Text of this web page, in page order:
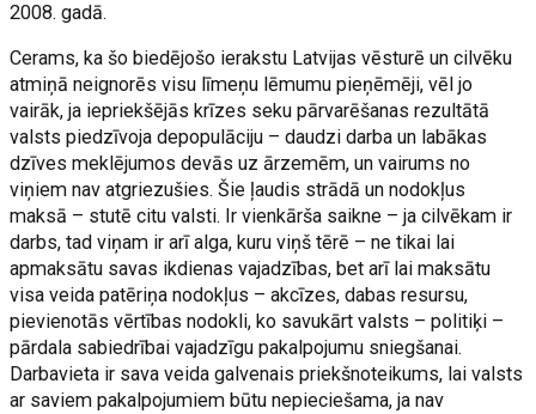
2008. gadā.
Cerams, ka šo biedējošo ierakstu Latvijas vēsturē un cilvēku
atmiņā neignorēs visu līmeņu lēmumu pieņēmēji, vēl jo
vairāk, ja iepriekšējās krīzes seku pārvarēšanas rezultātā
valsts piedzīvoja depopulāciju – daudzi darba un labākas
dzīves meklējumos devās uz ārzemēm, un vairums no
viņiem nav atgriezušies. Šie ļaudis strādā un nodokļus
maksā – stutē citu valsti. Ir vienkārša saikne – ja cilvēkam ir
darbs, tad viņam ir arī alga, kuru viņš tērē – ne tikai lai
apmaksātu savas ikdienas vajadzības, bet arī lai maksātu
visa veida patēriņa nodokļus – akcīzes, dabas resursu,
pievienotās vērtības nodokli, ko savukārt valsts – politiķi –
pārdala sabiedrībai vajadzīgu pakalpojumu sniegšanai.
Darbavieta ir sava veida galvenais priekšnoteikums, lai valsts
ar saviem pakalpojumiem būtu nepieciešama, ja nav